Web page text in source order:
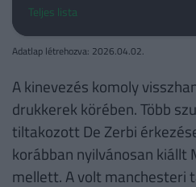
Teljes lista
Adatlap létrehozva: 2026.04.02.
A kinevezés komoly
drukkerek körében. Több
tiltakozott De Zerbi
korábban nyilvánosan kiállt
mellett. A volt manchesteri